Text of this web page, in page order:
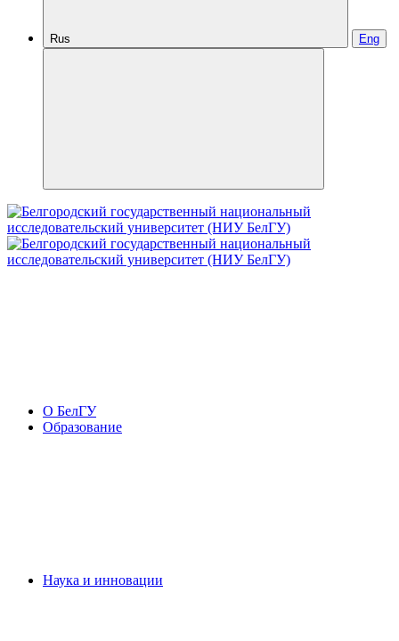
Rus Eng
О БелГУ
Образование
Наука и инновации